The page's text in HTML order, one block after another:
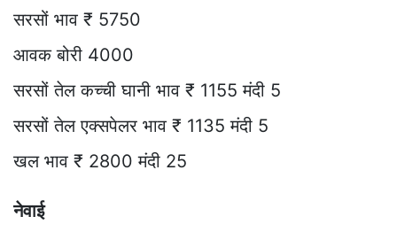
सरसों भाव ₹ 5750
आवक बोरी 4000
सरसों तेल कच्ची घानी भाव ₹ 1155 मंदी 5
सरसों तेल एक्सपेलर भाव ₹ 1135 मंदी 5
खल भाव ₹ 2800 मंदी 25
नेवाई